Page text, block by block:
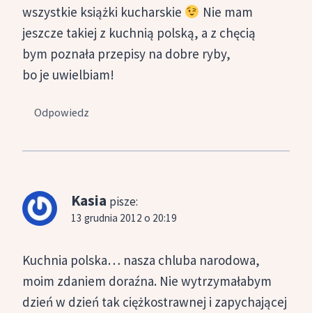
wszystkie książki kucharskie
Nie mam
jeszcze takiej z kuchnią polską, a z chęcią
bym poznała przepisy na dobre ryby,
bo je uwielbiam!
Odpowiedz
Kasia pisze:
13 grudnia 2012 o 20:19
Kuchnia polska… nasza chluba narodowa,
moim zdaniem doraźna. Nie wytrzymałabym
dzień w dzień tak ciężkostrawnej i zapychającej